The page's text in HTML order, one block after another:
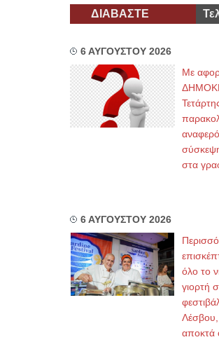
ΔΙΑΒΑΣΤΕ
6 ΑΥΓΟΥΣΤΟΥ 2026
Με
στα
6 ΑΥΓΟΥΣΤΟΥ 2026
όλο το
γιορτή
αποκτά